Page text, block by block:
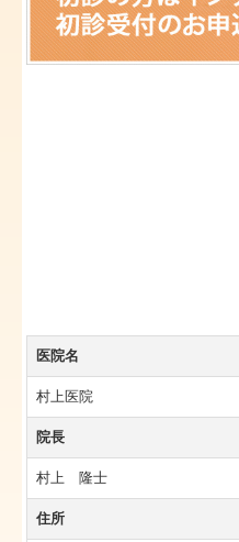
医院名
村上医院
院長
村上 隆士
住所